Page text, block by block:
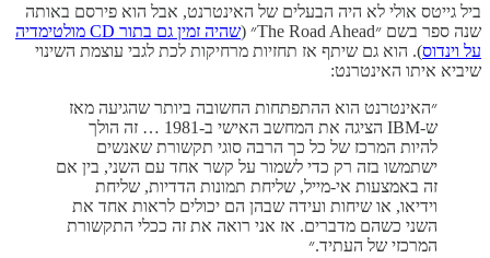
ביל גייטס אולי לא היה הבעלים של האינטרנט, אבל הוא פירסם באותה
שנה ספר בשם ״The Road Ahead״ (
שהיה זמין גם בתור CD מולטימדיה
על וינדוס). הוא גם שיתף אז תחזיות מרחיקות לכת לגבי עוצמת השינוי
שיביא איתו האינטרנט:
״האינטרנט הוא ההתפתחות החשובה ביותר שהגיעה מאז
ש-IBM הציגה את המחשב האישי ב-1981 … זה הולך
להיות המרכז של כל כך הרבה סוגי תקשורת שאנשים
ישתמשו בזה רק כדי לשמור על קשר אחד עם השני, בין אם
זה באמצעות אי-מייל, שליחת תמונות הדדיות, שליחת
וידיאו, או שיחות ועידה שבהן הם יכולים לראות אחד את
השני כשהם מדברים. אז אני רואה את זה ככלי התקשורת
המרכזי של העתיד.״